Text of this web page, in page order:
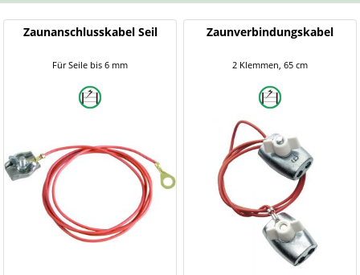
Zaunanschlusskabel Seil
Für Seile bis 6 mm
Zaunverbindungskabel
2 Klemmen, 65 cm